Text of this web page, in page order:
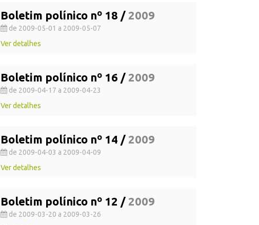
Boletim polínico nº 18 / 2009
de 2009-05-01 a 2009-05-07
Ver detalhes
Boletim polínico nº 16 / 2009
de 2009-04-17 a 2009-04-23
Ver detalhes
Boletim polínico nº 14 / 2009
de 2009-04-03 a 2009-04-09
Ver detalhes
Boletim polínico nº 12 / 2009
de 2009-03-20 a 2009-03-26